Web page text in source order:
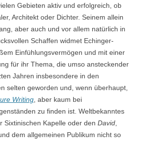
Gebieten aktiv und erfolgreich, ob
Architekt oder Dichter. Seinem allein
aber auch und vor allem natürlich in
Schaffen widmet Echinger-
Einfühlungsvermögen und mit einer
für ihr Thema, die umso ansteckender
Jahren insbesondere in den
selten geworden und, wenn überhaupt,
Writing , aber kaum bei
zu finden ist. Weltbekanntes
Sixtinischen Kapelle oder den David
dem allgemeinen Publikum nicht so